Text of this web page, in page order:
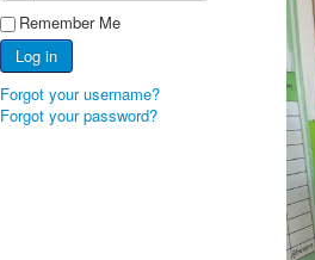
Remember Me
Log in
Forgot your username?
Forgot your password?